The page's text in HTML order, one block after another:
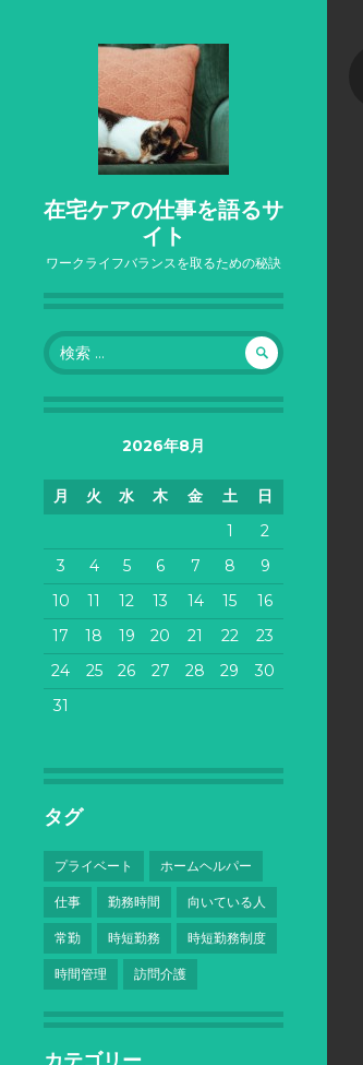
在宅ケアの仕事を語るサ
イト
ワークライフバランスを取るための秘訣
検
索:
2026年8月
月 火 水 木 金 土
日
1
2
3
4 5 6 7 8
9
10
11 12 13 14 15
16
17
18 19 20 21 22
23
24
25 26 27 28 29
30
31
タグ
プライベート ホームヘルパー
仕事 勤務時間 向いている人
常勤 時短勤務 時短勤務制度
時間管理 訪問介護